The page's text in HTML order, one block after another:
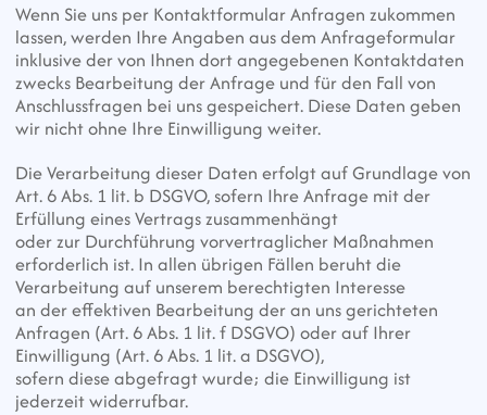
Wenn Sie uns per Kontaktformular Anfragen zukommen
lassen, werden Ihre Angaben aus dem Anfrageformular
inklusive der von Ihnen dort angegebenen Kontaktdaten
zwecks Bearbeitung der Anfrage und für den Fall von
Anschlussfragen bei uns gespeichert. Diese Daten geben
wir nicht ohne Ihre Einwilligung weiter.
Die Verarbeitung dieser Daten erfolgt auf Grundlage von
Art. 6 Abs. 1 lit. b DSGVO, sofern Ihre Anfrage mit der
Erfüllung eines Vertrags zusammenhängt
oder zur Durchführung vorvertraglicher Maßnahmen
erforderlich ist. In allen übrigen Fällen beruht die
Verarbeitung auf unserem berechtigten Interesse
an der effektiven Bearbeitung der an uns gerichteten
Anfragen (Art. 6 Abs. 1 lit. f DSGVO) oder auf Ihrer
Einwilligung (Art. 6 Abs. 1 lit. a DSGVO),
sofern diese abgefragt wurde; die Einwilligung ist
jederzeit widerrufbar.